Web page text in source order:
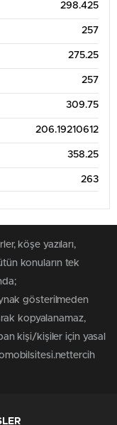
298.425
257
275.25
257
309.75
206.19210612
358.25
263
köşe yazıları,
konuların tek
gösterilmeden
kopyalanamaz,
kişi/kişiler için yasal